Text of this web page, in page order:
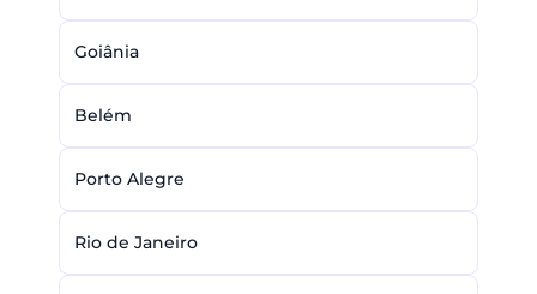
Goiânia
Belém
Porto Alegre
Rio de Janeiro